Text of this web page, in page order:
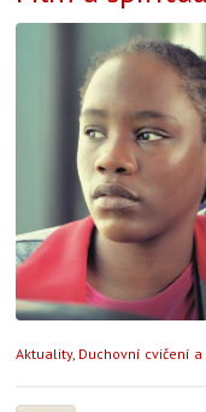
Aktuality, Duchovní cvičení